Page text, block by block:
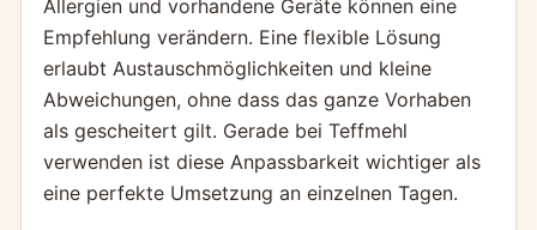
Allergien und vorhandene Geräte können eine
Empfehlung verändern. Eine flexible Lösung
erlaubt Austauschmöglichkeiten und kleine
Abweichungen, ohne dass das ganze Vorhaben
als gescheitert gilt. Gerade bei Teffmehl
verwenden ist diese Anpassbarkeit wichtiger als
eine perfekte Umsetzung an einzelnen Tagen.